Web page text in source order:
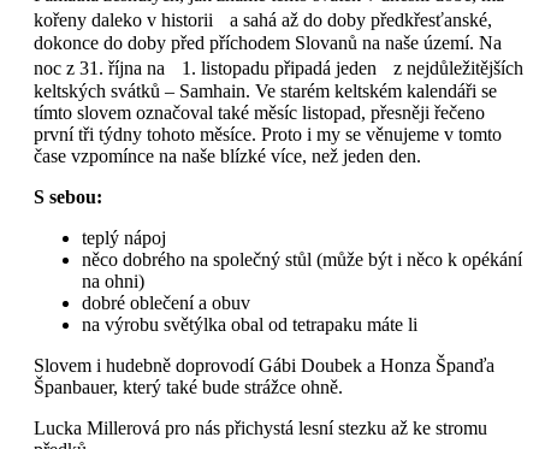
kořeny daleko v historii a sahá až do doby předkřesťanské,
dokonce do doby před příchodem Slovanů na naše území. Na
noc z 31. října na 1. listopadu připadá jeden z nejdůležitějších
keltských svátků – Samhain. Ve starém keltském kalendáři se
tímto slovem označoval také měsíc listopad, přesněji řečeno
první tři týdny tohoto měsíce. Proto i my se věnujeme v tomto
čase vzpomínce na naše blízké více, než jeden den.
S sebou:
teplý nápoj
něco dobrého na společný stůl (může být i něco k opékání
na ohni)
dobré oblečení a obuv
na výrobu světýlka obal od tetrapaku máte li
Slovem i hudebně doprovodí Gábi Doubek a Honza Španďa
Španbauer, který také bude strážce ohně.
Lucka Millerová pro nás přichystá lesní stezku až ke stromu